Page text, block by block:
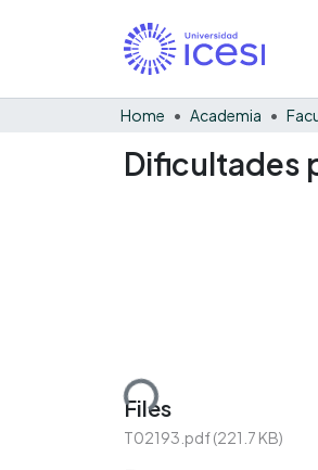
Home Academia
Dificultades
Loading...
Files
T02193.pdf(221.7 KB)